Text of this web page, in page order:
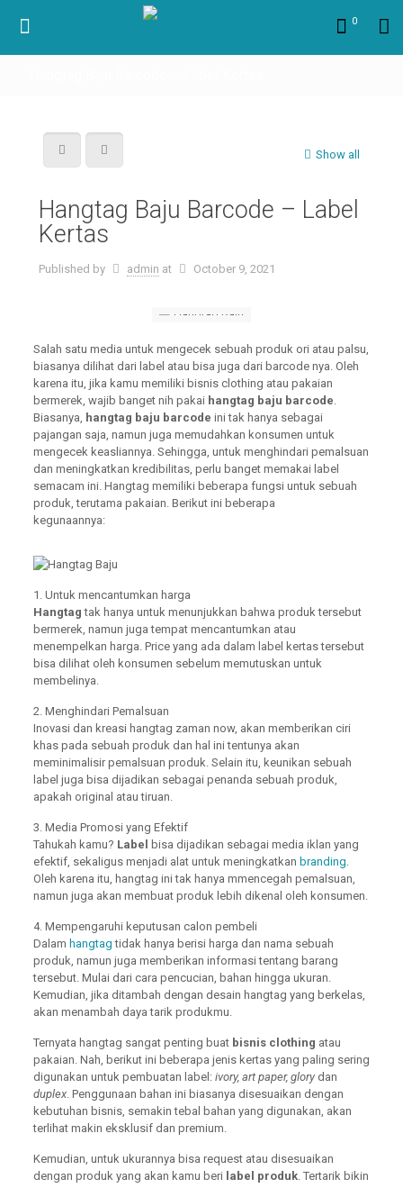
0
Show all
Hangtag Baju Barcode – Label
Kertas
Published by admin at October 9, 2021
Salah satu media untuk mengecek sebuah produk ori atau palsu,
biasanya dilihat dari label atau bisa juga dari barcode nya. Oleh
karena itu, jika kamu memiliki bisnis clothing atau pakaian
bermerek, wajib banget nih pakai hangtag baju barcode.
Biasanya, hangtag baju barcode ini tak hanya sebagai
pajangan saja, namun juga memudahkan konsumen untuk
mengecek keasliannya. Sehingga, untuk menghindari pemalsuan
dan meningkatkan kredibilitas, perlu banget memakai label
semacam ini. Hangtag memiliki beberapa fungsi untuk sebuah
produk, terutama pakaian. Berikut ini beberapa
kegunaannya:
1. Untuk mencantumkan harga
Hangtag tak hanya untuk menunjukkan bahwa produk tersebut
bermerek, namun juga tempat mencantumkan atau
menempelkan harga. Price yang ada dalam label kertas tersebut
bisa dilihat oleh konsumen sebelum memutuskan untuk
membelinya.
2. Menghindari Pemalsuan
Inovasi dan kreasi hangtag zaman now, akan memberikan ciri
khas pada sebuah produk dan hal ini tentunya akan
meminimalisir pemalsuan produk. Selain itu, keunikan sebuah
label juga bisa dijadikan sebagai penanda sebuah produk,
apakah original atau tiruan.
3. Media Promosi yang Efektif
Tahukah kamu? Label
bisa dijadikan sebagai media iklan yang
efektif, sekaligus menjadi alat untuk meningkatkan branding.
Oleh karena itu, hangtag ini tak hanya mmencegah pemalsuan,
namun juga akan membuat produk lebih dikenal oleh konsumen.
4. Mempengaruhi keputusan calon pembeli
Dalam hangtag tidak hanya berisi harga dan nama sebuah
produk, namun juga memberikan informasi tentang barang
tersebut. Mulai dari cara pencucian, bahan hingga ukuran.
Kemudian, jika ditambah dengan desain hangtag yang berkelas,
akan menambah daya tarik produkmu.
Ternyata hangtag sangat penting buatbisnis clothing atau
pakaian. Nah, berikut ini beberapa jenis kertas yang paling sering
digunakan untuk pembuatan label:ivory, art paper, glorydan
duplex. Penggunaan bahan ini biasanya disesuaikan dengan
kebutuhan bisnis, semakin tebal bahan yang digunakan, akan
terlihat makin eksklusif dan premium.
Kemudian, untuk ukurannya bisa request atau disesuaikan
dengan produk yang akan kamu beri label produk. Tertarik bikin